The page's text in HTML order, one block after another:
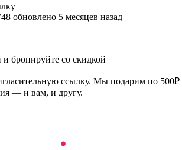
обновлено 5 месяцев назад
бронируйте со скидкой
ссылку. Мы подарим по 500₽
— и вам, и другу.